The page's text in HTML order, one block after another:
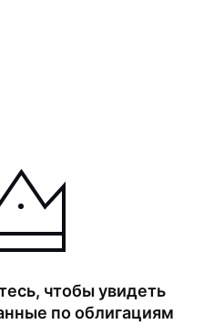
чтобы увидеть
по облигациям